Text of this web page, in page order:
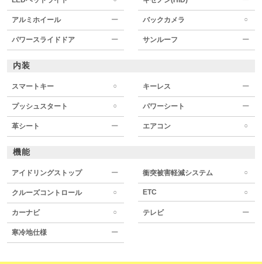
アルミホイール ー バックカメラ ○
パワースライドドア ー サンルーフ ー
内装
スマートキー ○ キーレス ー
プッシュスタート ○ パワーシート ー
革シート ー エアコン ○
機能
アイドリングストップ ー 衝突被害軽減システム ○
クルーズコントロール ○ ETC ○
カーナビ ○ テレビ ー
寒冷地仕様 ー